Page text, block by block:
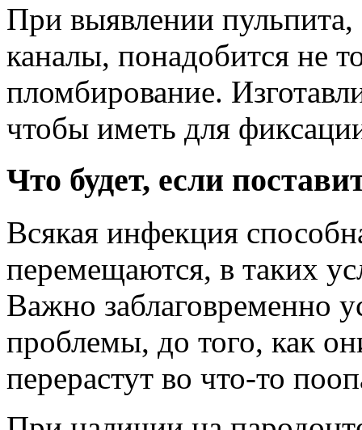
При выявлении
каналы, понадобится не
пломбирование.
чтобы иметь для
Что будет, если
Всякая инфекция
перемещаются, в таких
Важно заблаговременно
проблемы, до того, как
перерастут во что-то